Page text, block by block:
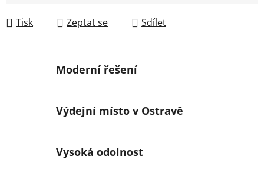
Tisk Zeptat se Sdílet
Moderní řešení
Výdejní místo v Ostravě
Vysoká odolnost